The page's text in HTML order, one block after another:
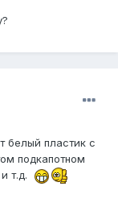
белый пластик с
подкапотном
т.д.